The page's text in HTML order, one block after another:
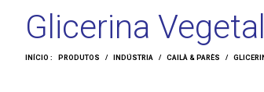
Glicerina Vegetal
INÍCIO : PRODUTOS / INDÚSTRIA / CAILÀ & PARÈS /